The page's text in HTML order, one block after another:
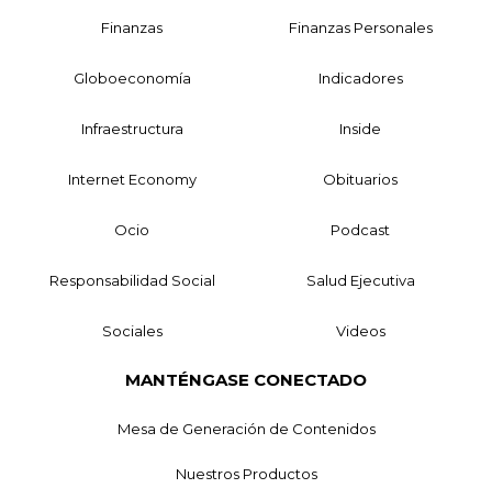
Finanzas Finanzas Personales
Globoeconomía Indicadores
Infraestructura Inside
Internet Economy Obituarios
Ocio Podcast
Responsabilidad Social Salud Ejecutiva
Sociales Videos
MANTÉNGASE CONECTADO
Mesa de Generación de Contenidos
Nuestros Productos